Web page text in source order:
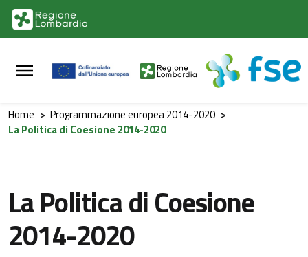
Vai al contenuto principale
Vai al footer
Home > Programmazione europea 2014-2020 >
La Politica di Coesione 2014-2020
La Politica di Coesione
2014-2020